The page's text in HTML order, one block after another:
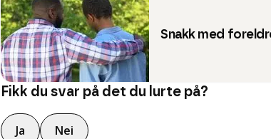
Snakk med
Fikk du svar på det du lurte på?
Ja Nei